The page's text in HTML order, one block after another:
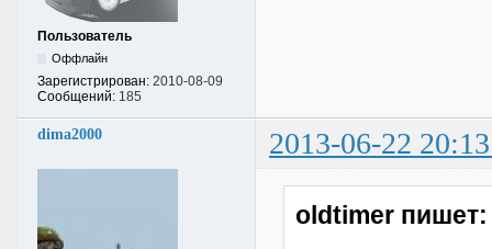
Пользователь
Оффлайн
Зарегистрирован: 2010-08-09
Сообщений: 185
dima2000 2013-06-22
oldtimer пишет: